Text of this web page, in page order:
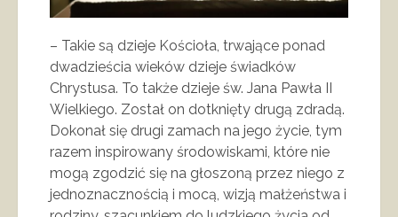
– Takie są dzieje Kościoła, trwające ponad
dwadzieścia wieków dzieje świadków
Chrystusa. To także dzieje św. Jana Pawła II
Wielkiego. Został on dotknięty drugą zdradą.
Dokonał się drugi zamach na jego życie, tym
razem inspirowany środowiskami, które nie
mogą zgodzić się na głoszoną przez niego z
jednoznacznością i mocą, wizją małżeństwa i